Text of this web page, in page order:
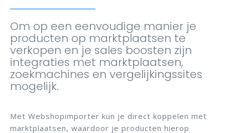
Om op een eenvoudige manier je
producten op marktplaatsen te
verkopen en je sales boosten zijn
integraties met marktplaatsen,
zoekmachines en vergelijkingssites
mogelijk.
Met Webshopimporter kun je direct koppelen met
marktplaatsen, waardoor je producten hierop